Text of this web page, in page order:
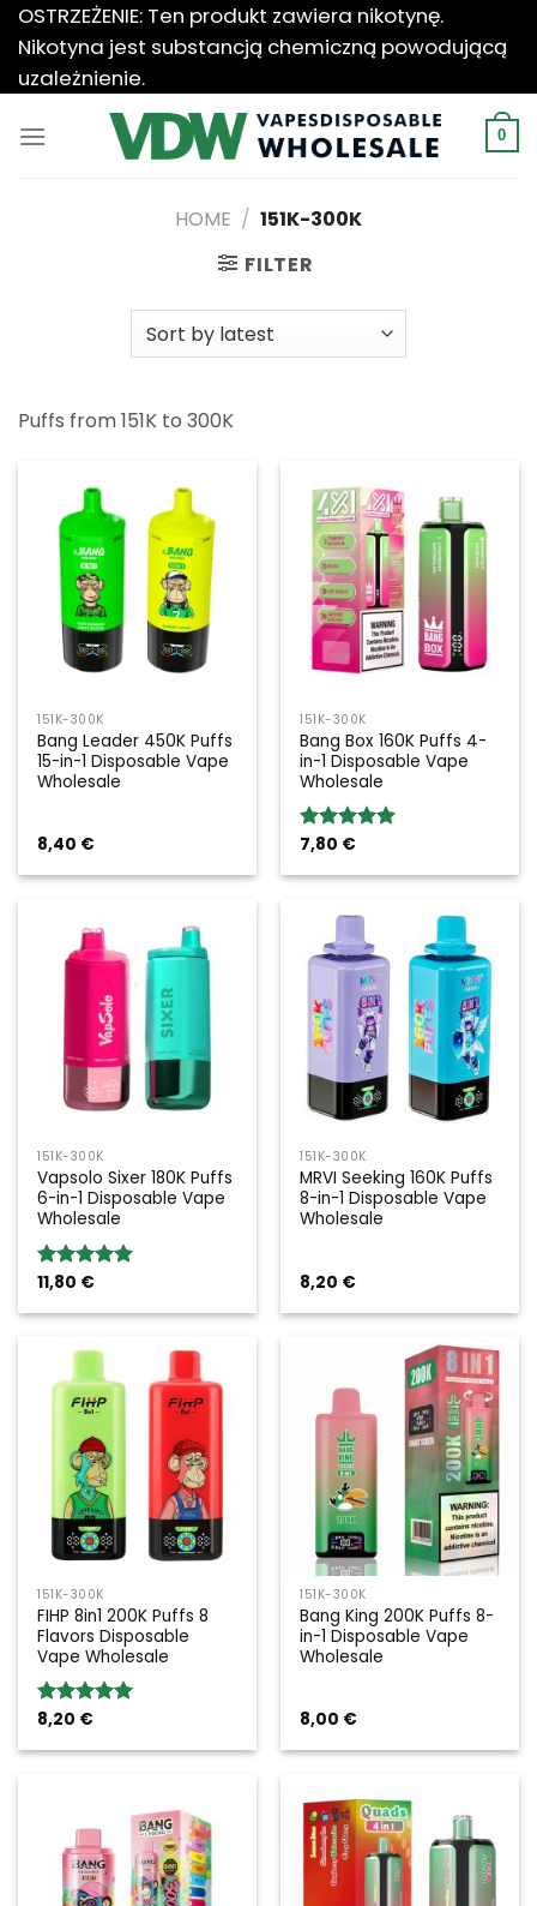
Przewiń
do
zawartości
OSTRZEŻENIE: Ten produkt zawiera nikotynę.
Nikotyna jest substancją chemiczną powodującą
uzależnienie.
0
HOME / 151K-300K
FILTER
Puffs from 151K to 300K
151K-300K
Bang Leader 450K Puffs
15-in-1 Disposable Vape
Wholesale
8,40 €
151K-300K
Bang Box 160K Puffs 4-
in-1 Disposable Vape
Wholesale
Rated5.00
7,80 €
151K-300K
Vapsolo Sixer 180K Puffs
6-in-1 Disposable Vape
Wholesale
Rated5.00
11,80 €
151K-300K
MRVI Seeking 160K Puffs
8-in-1 Disposable Vape
Wholesale
8,20 €
151K-300K
FIHP 8in1 200K Puffs 8
Flavors Disposable
Vape Wholesale
Rated5.00
8,20 €
151K-300K
Bang King 200K Puffs 8-
in-1 Disposable Vape
Wholesale
8,00 €